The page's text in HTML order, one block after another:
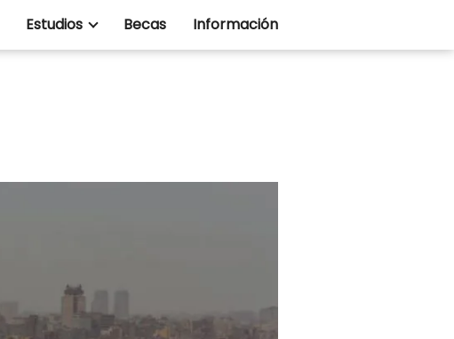
Estudios Becas Información